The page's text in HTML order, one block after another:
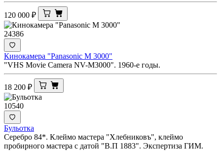
120 000 ₽
24386
Кинокамера "Panasonic M 3000"
"VHS Movie Camera NV-M3000". 1960-е годы.
18 200 ₽
10540
Бульотка
Серебро 84*. Клеймо мастера "Хлебниковъ", клеймо
пробирного мастера с датой "В.П 1883". Экспертиза ГИМ.